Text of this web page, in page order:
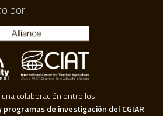
por
una colaboración entre los
de investigación del CGIAR